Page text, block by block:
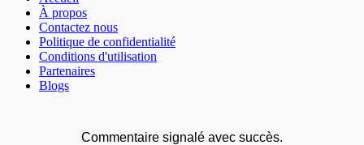
À propos
Contactez nous
Politique de confidentialité
Conditions d'utilisation
Partenaires
Blogs
Commentaire signalé avec succès.